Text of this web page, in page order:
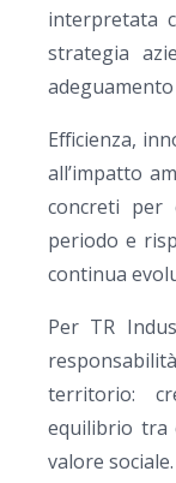
interpretata
strategia
Efficienza,
all’impatto
concreti per
periodo e
continua
Per TR
territorio:
equilibrio tra
valore sociale.